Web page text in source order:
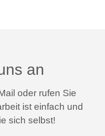
an
oder rufen Sie
ist einfach und
sich selbst!